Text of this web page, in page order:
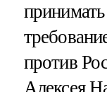
против